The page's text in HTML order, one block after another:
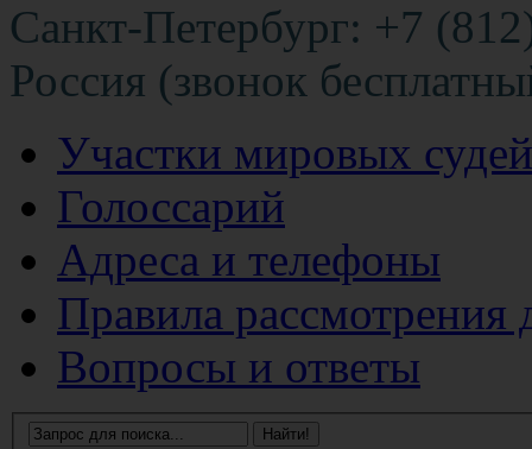
Санкт-Петербург: +7
Россия (звонок
Участки мировых судей
Голоссарий
Адреса и телефоны
Правила рассмотрения
Вопросы и ответы